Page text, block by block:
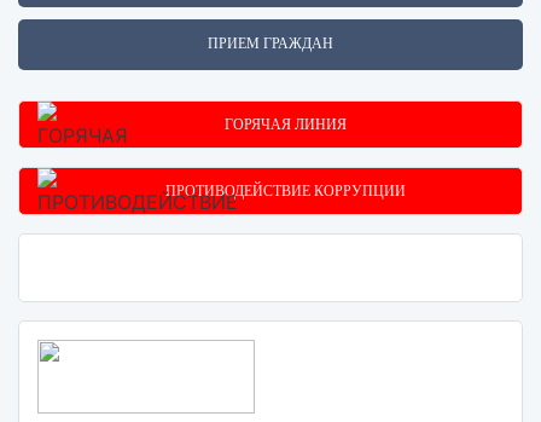
ПРИЕМ ГРАЖДАН
ГОРЯЧАЯ ЛИНИЯ
ПРОТИВОДЕЙСТВИЕ КОРРУПЦИИ